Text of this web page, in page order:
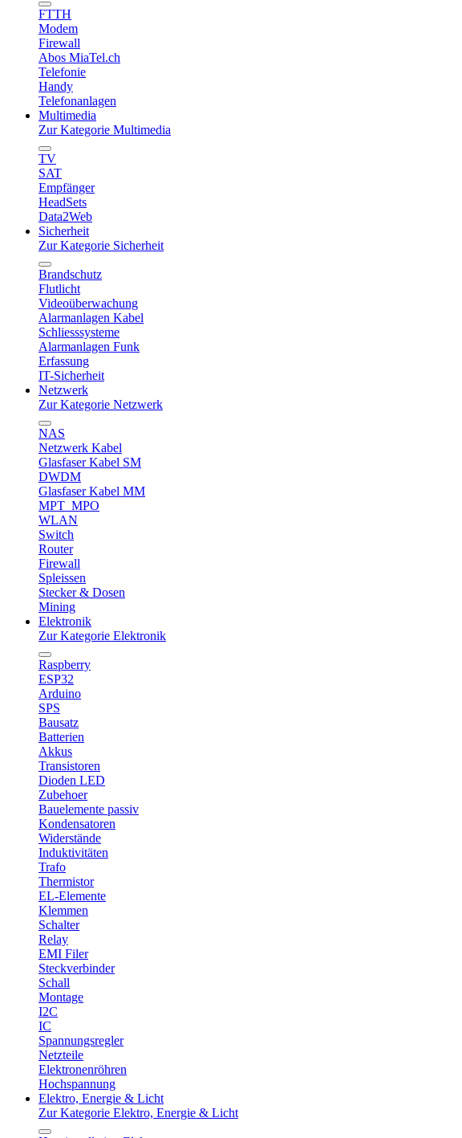
FTTH
Modem
Firewall
Abos MiaTel.ch
Telefonie
Handy
Telefonanlagen
Multimedia
Zur Kategorie Multimedia
TV
SAT
Empfänger
HeadSets
Data2Web
Sicherheit
Zur Kategorie Sicherheit
Brandschutz
Flutlicht
Videoüberwachung
Alarmanlagen Kabel
Schliesssysteme
Alarmanlagen Funk
Erfassung
IT-Sicherheit
Netzwerk
Zur Kategorie Netzwerk
NAS
Netzwerk Kabel
Glasfaser Kabel SM
DWDM
Glasfaser Kabel MM
MPT_MPO
WLAN
Switch
Router
Firewall
Spleissen
Stecker & Dosen
Mining
Elektronik
Zur Kategorie Elektronik
Raspberry
ESP32
Arduino
SPS
Bausatz
Batterien
Akkus
Transistoren
Dioden LED
Zubehoer
Bauelemente passiv
Kondensatoren
Widerstände
Induktivitäten
Trafo
Thermistor
EL-Elemente
Klemmen
Schalter
Relay
EMI Filer
Steckverbinder
Schall
Montage
I2C
IC
Spannungsregler
Netzteile
Elektronenröhren
Hochspannung
Elektro, Energie & Licht
Zur Kategorie Elektro, Energie & Licht